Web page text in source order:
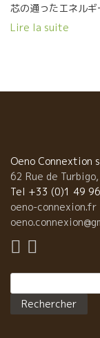
芯の通ったエネル
やかになった感
いていたのが、スペ
ベットあたりの修行
宇宙のエネルギーの
ニャン・ノワール、
もうワインを超え
りあっていた。 今
戦。マセラシオン
雑に表現されて
Lire la suite
Oeno Connextion
62 Rue de
Tel +33 (0)1 49
oeno-connexion.fr